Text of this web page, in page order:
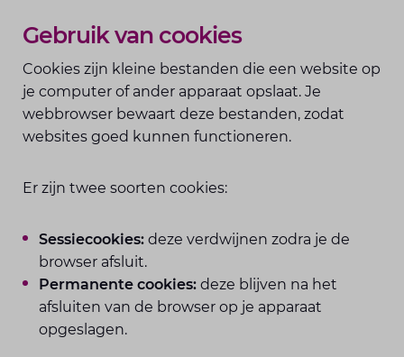
Gebruik van cookies
Cookies zijn kleine bestanden die een website op
je computer of ander apparaat opslaat. Je
webbrowser bewaart deze bestanden, zodat
websites goed kunnen functioneren.
Er zijn twee soorten cookies:
Sessiecookies: deze verdwijnen zodra je de
browser afsluit.
Permanente cookies: deze blijven na het
afsluiten van de browser op je apparaat
opgeslagen.